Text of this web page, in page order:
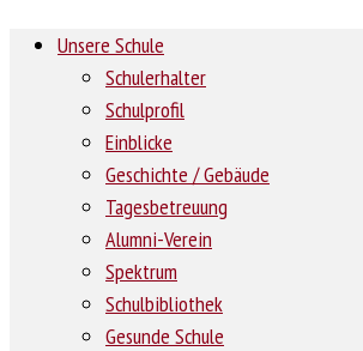
Unsere Schule
Schulerhalter
Schulprofil
Einblicke
Geschichte / Gebäude
Tagesbetreuung
Alumni-Verein
Spektrum
Schulbibliothek
Gesunde Schule